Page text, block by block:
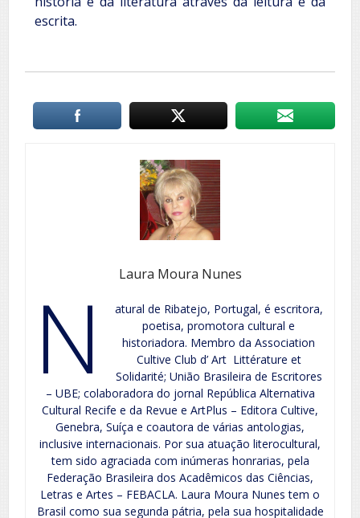
escrita.
Laura Moura Nunes
N
atural de Ribatejo, Portugal, é escritora,
poetisa, promotora cultural e
historiadora. Membro da Association
Cultive Club d’ Art Littérature et
Solidarité; União Brasileira de Escritores
– UBE; colaboradora do jornal República Alternativa
Cultural Recife e da Revue e ArtPlus – Editora Cultive,
Genebra, Suíça e coautora de várias antologias,
inclusive internacionais. Por sua atuação literocultural,
tem sido agraciada com inúmeras honrarias, pela
Federação Brasileira dos Acadêmicos das Ciências,
Letras e Artes – FEBACLA. Laura Moura Nunes tem o
Brasil como sua segunda pátria, pela sua hospitalidade